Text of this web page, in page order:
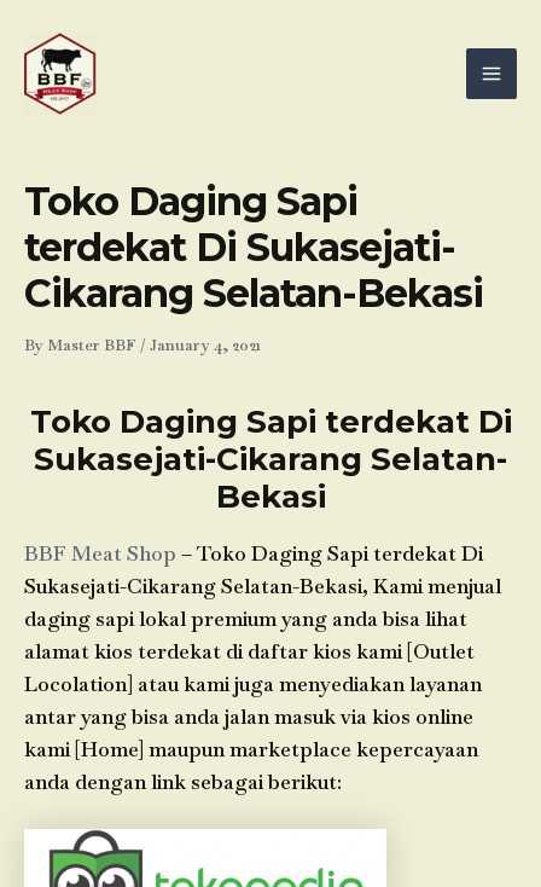
content
Toko Daging Sapi
terdekat Di Sukasejati-
Cikarang Selatan-Bekasi
By Master BBF /January 4, 2021
Toko Daging Sapi terdekat Di
Sukasejati-Cikarang Selatan-
Bekasi
BBF Meat Shop – Toko Daging Sapi terdekat Di
Sukasejati-Cikarang Selatan-Bekasi, Kami menjual
daging sapi lokal premium yang anda bisa lihat
alamat kios terdekat di daftar kios kami [Outlet
Locolation] atau kami juga menyediakan layanan
antar yang bisa anda jalan masuk via kios online
kami [Home] maupun marketplace kepercayaan
anda dengan link sebagai berikut: